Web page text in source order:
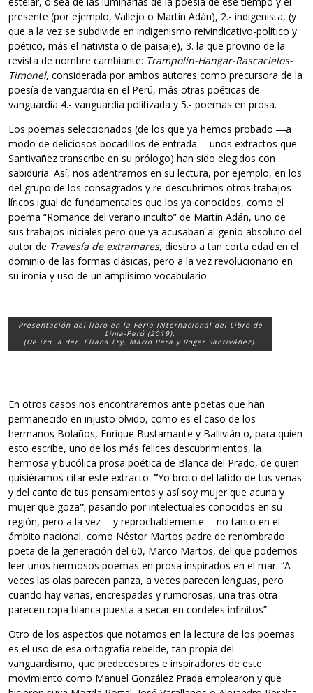
presente (por ejemplo, Vallejo o Martín Adán), 2.- indigenista, (y
que a la vez se subdivide en indigenismo reivindicativo-político y
poético, más el nativista o de paisaje), 3. la que provino de la
revista de nombre cambiante: Trampolín-Hangar-Rascacielos-
Timonel, considerada por ambos autores como precursora de la
poesía de vanguardia en el Perú, más otras poéticas de
vanguardia 4.- vanguardia politizada y 5.- poemas en prosa.
Los poemas seleccionados (de los que ya hemos probado ―a
modo de deliciosos bocadillos de entrada― unos extractos que
Santivañez transcribe en su prólogo) han sido elegidos con
sabiduría. Así, nos adentramos en su lectura, por ejemplo, en los
del grupo de los consagrados y re-descubrimos otros trabajos
líricos igual de fundamentales que los ya conocidos, como el
poema “Romance del verano inculto” de Martín Adán, uno de
sus trabajos iniciales pero que ya acusaban al genio absoluto del
autor de Travesía de extramares, diestro a tan corta edad en el
dominio de las formas clásicas, pero a la vez revolucionario en
su ironía y uso de un amplísimo vocabulario.
Presentación del libro en la Feria INternacional del Libro de
Lima-Perú (2019).
(De izq. a der. Eliana Fry, Mario Pera y Roger Santiváñez).
En otros casos nos encontraremos ante poetas que han
permanecido en injusto olvido, como es el caso de los
hermanos Bolaños, Enrique Bustamante y Ballivián o, para quien
esto escribe, uno de los más felices descubrimientos, la
hermosa y bucólica prosa poética de Blanca del Prado, de quien
quisiéramos citar este extracto: “Yo broto del latido de tus venas
y del canto de tus pensamientos y así soy mujer que acuna y
mujer que goza”; pasando por intelectuales conocidos en su
región, pero a la vez ―y reprochablemente― no tanto en el
ámbito nacional, como Néstor Martos padre de renombrado
poeta de la generación del 60, Marco Martos, del que podemos
leer unos hermosos poemas en prosa inspirados en el mar: “A
veces las olas parecen panza, a veces parecen lenguas, pero
cuando hay varias, encrespadas y rumorosas, una tras otra
parecen ropa blanca puesta a secar en cordeles infinitos”.
Otro de los aspectos que notamos en la lectura de los poemas
es el uso de esa ortografía rebelde, tan propia del
vanguardismo, que predecesores e inspiradores de este
movimiento como Manuel González Prada emplearon y que